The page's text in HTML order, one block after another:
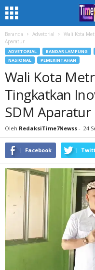
Beranda Advetorial
Wali Kota
Aparatur
ADVETORIAL BANDAR LAMPUNG
NASIONAL
PEMERINTAHAN
Wali Kota
Tingkatkan
SDM Aparatur
Oleh RedaksiTime7Newss - 24
Facebook